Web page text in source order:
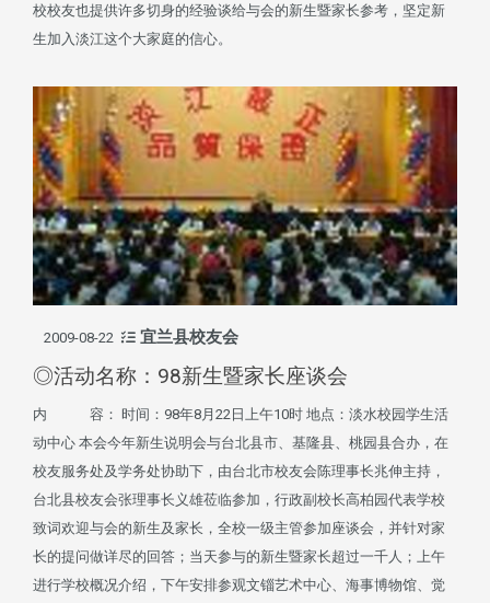
校校友也提供许多切身的经验谈给与会的新生暨家长参考，坚定新
生加入淡江这个大家庭的信心。
2009-08-22 宜兰县校友会
◎活动名称：98新生暨家长座谈会
内 容： 时间：98年8月22日上午10时 地点：淡水校园学生活
动中心 本会今年新生说明会与台北县市、基隆县、桃园县合办，在
校友服务处及学务处协助下，由台北市校友会陈理事长兆伸主持，
台北县校友会张理事长义雄莅临参加，行政副校长高柏园代表学校
致词欢迎与会的新生及家长，全校一级主管参加座谈会，并针对家
长的提问做详尽的回答；当天参与的新生暨家长超过一千人；上午
进行学校概况介绍，下午安排参观文锱艺术中心、海事博物馆、觉